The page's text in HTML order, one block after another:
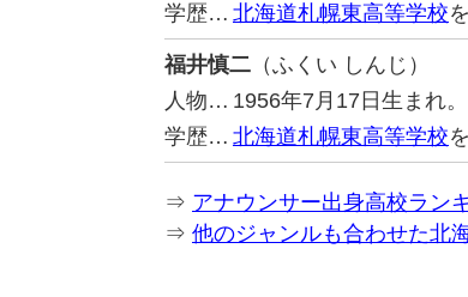
学歴… 北海道札幌東高等学校
福井慎二 （ふくい しんじ）
人物… 1956年7月17日生まれ
学歴… 北海道札幌東高等学校
⇒ アナウンサー出身高校ラン
⇒ 他のジャンルも合わせた北